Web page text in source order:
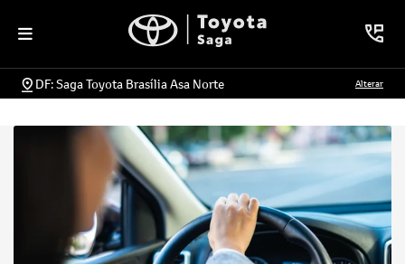
DF: Saga Toyota Brasília Asa Norte Alterar